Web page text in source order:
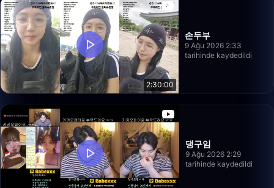
2:30:00
손두부
9 Ağu 2026 2:33
tarihinde kaydedildi
댕구임
9 Ağu 2026 2:29
tarihinde kaydedildi